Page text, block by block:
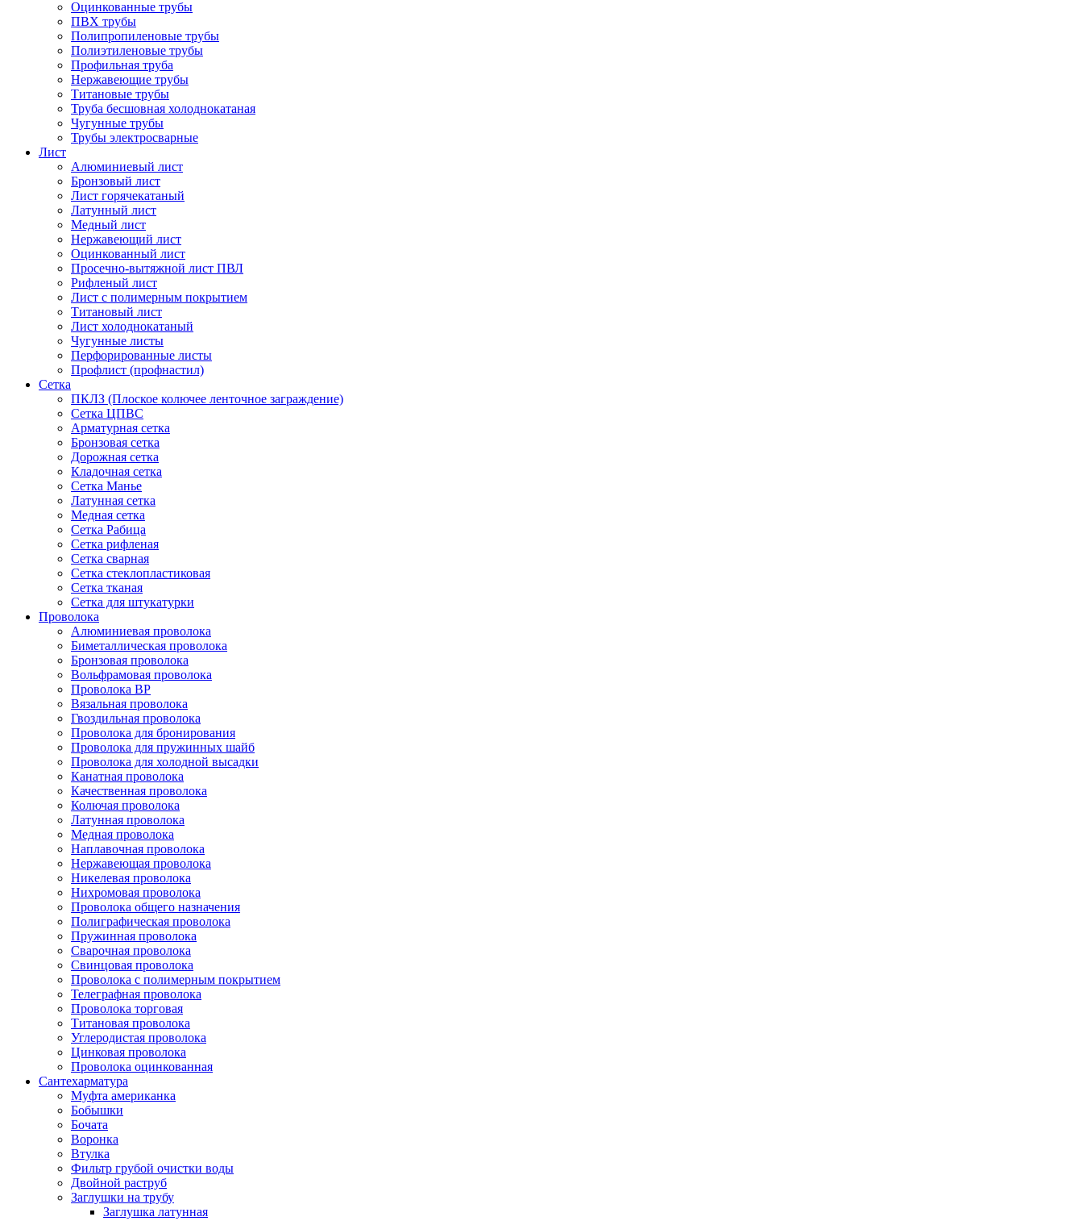
Оцинкованные трубы
ПВХ трубы
Полипропиленовые трубы
Полиэтиленовые трубы
Профильная труба
Нержавеющие трубы
Титановые трубы
Труба бесшовная холоднокатаная
Чугунные трубы
Трубы электросварные
Лист
Алюминиевый лист
Бронзовый лист
Лист горячекатаный
Латунный лист
Медный лист
Нержавеющий лист
Оцинкованный лист
Просечно-вытяжной лист ПВЛ
Рифленый лист
Лист с полимерным покрытием
Титановый лист
Лист холоднокатаный
Чугунные листы
Перфорированные листы
Профлист (профнастил)
Сетка
ПКЛЗ (Плоское колючее ленточное заграждение)
Сетка ЦПВС
Арматурная сетка
Бронзовая сетка
Дорожная сетка
Кладочная сетка
Сетка Манье
Латунная сетка
Медная сетка
Сетка Рабица
Сетка рифленая
Сетка сварная
Сетка стеклопластиковая
Сетка тканая
Сетка для штукатурки
Проволока
Алюминиевая проволока
Биметаллическая проволока
Бронзовая проволока
Вольфрамовая проволока
Проволока ВР
Вязальная проволока
Гвоздильная проволока
Проволока для бронирования
Проволока для пружинных шайб
Проволока для холодной высадки
Канатная проволока
Качественная проволока
Колючая проволока
Латунная проволока
Медная проволока
Наплавочная проволока
Нержавеющая проволока
Никелевая проволока
Нихромовая проволока
Проволока общего назначения
Полиграфическая проволока
Пружинная проволока
Сварочная проволока
Свинцовая проволока
Проволока с полимерным покрытием
Телеграфная проволока
Проволока торговая
Титановая проволока
Углеродистая проволока
Цинковая проволока
Проволока оцинкованная
Сантехарматура
Муфта американка
Бобышки
Бочата
Воронка
Втулка
Фильтр грубой очистки воды
Двойной раструб
Заглушки на трубу
Заглушка латунная